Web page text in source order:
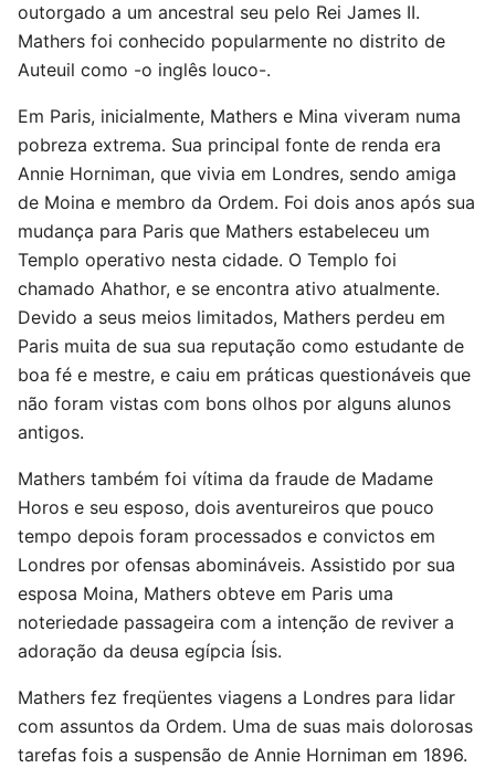
outorgado a um ancestral seu pelo Rei James II.
Mathers foi conhecido popularmente no distrito de
Auteuil como -o inglês louco-.
Em Paris, inicialmente, Mathers e Mina viveram numa
pobreza extrema. Sua principal fonte de renda era
Annie Horniman, que vivia em Londres, sendo amiga
de Moina e membro da Ordem. Foi dois anos após sua
mudança para Paris que Mathers estabeleceu um
Templo operativo nesta cidade. O Templo foi
chamado Ahathor, e se encontra ativo atualmente.
Devido a seus meios limitados, Mathers perdeu em
Paris muita de sua sua reputação como estudante de
boa fé e mestre, e caiu em práticas questionáveis que
não foram vistas com bons olhos por alguns alunos
antigos.
Mathers também foi vítima da fraude de Madame
Horos e seu esposo, dois aventureiros que pouco
tempo depois foram processados e convictos em
Londres por ofensas abomináveis. Assistido por sua
esposa Moina, Mathers obteve em Paris uma
noteriedade passageira com a intenção de reviver a
adoração da deusa egípcia Ísis.
Mathers fez freqüentes viagens a Londres para lidar
com assuntos da Ordem. Uma de suas mais dolorosas
tarefas fois a suspensão de Annie Horniman em 1896.